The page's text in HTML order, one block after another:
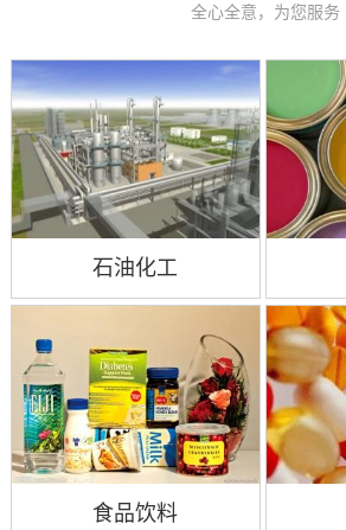
全心全意，为您服务
石油化工
食品饮料